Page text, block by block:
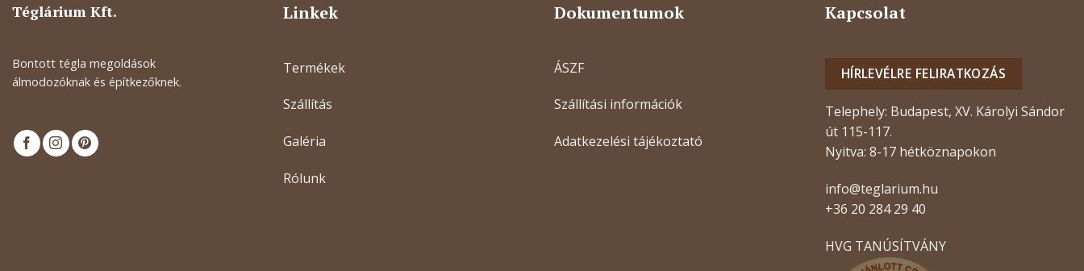
Téglárium Kft.
Bontott tégla megoldások
álmodozóknak és építkezőknek.
Linkek
Termékek
Szállítás
Galéria
Rólunk
Dokumentumok
ÁSZF
Szállítási információk
Adatkezelési tájékoztató
Kapcsolat
HÍRLEVÉLRE FELIRATKOZÁS
Telephely: Budapest, XV. Károlyi Sándor
út 115-117.
Nyitva: 8-17 hétköznapokon
info@teglarium.hu
+36 20 284 29 40
HVG TANÚSÍTVÁNY